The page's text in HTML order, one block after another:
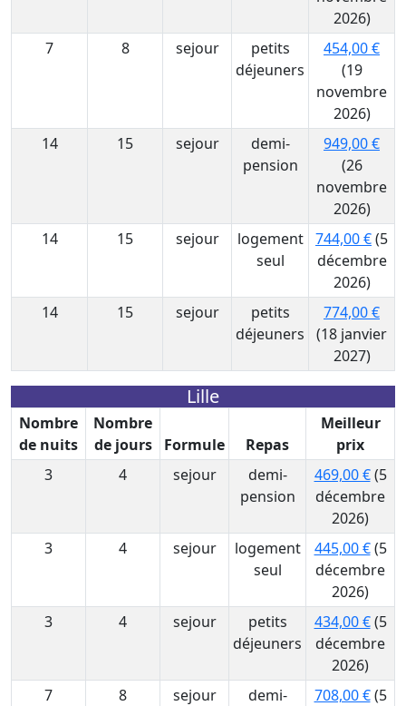
2026)
7
8 sejour
petits
déjeuners
454,00 €
(19
novembre
2026)
14
15 sejour
demi-
pension
949,00 €
(26
novembre
2026)
14
15 sejour
logement
seul
744,00 €(5
décembre
2026)
14
15 sejour
petits
déjeuners
774,00 €
(18 janvier
2027)
Lille
Nombre
de nuits
Nombre
de jours
Formule Repas
Meilleur
prix
3
4 sejour
demi-
pension
469,00 €(5
décembre
2026)
3
4 sejour
logement
seul
445,00 €(5
décembre
2026)
3
4 sejour
petits
déjeuners
434,00 €(5
décembre
2026)
7
8 sejour
demi-
708,00 €(5